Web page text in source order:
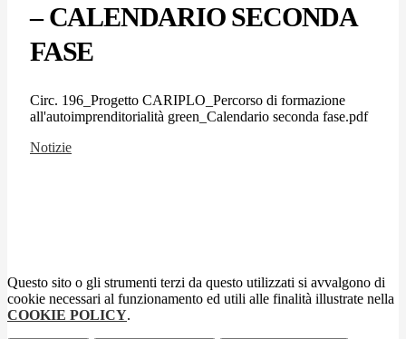
– CALENDARIO SECONDA
FASE
Circ. 196_Progetto CARIPLO_Percorso di formazione
all'autoimprenditorialità green_Calendario seconda fase.pdf
Notizie
Questo sito o gli strumenti terzi da questo utilizzati si avvalgono di
cookie necessari al funzionamento ed utili alle finalità illustrate nella
COOKIE POLICY.